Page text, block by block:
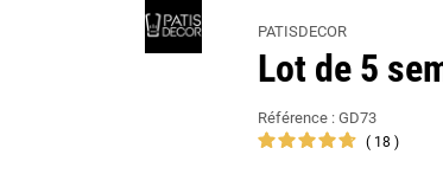
PATISDECOR
Lot de 5
Référence : GD73
18